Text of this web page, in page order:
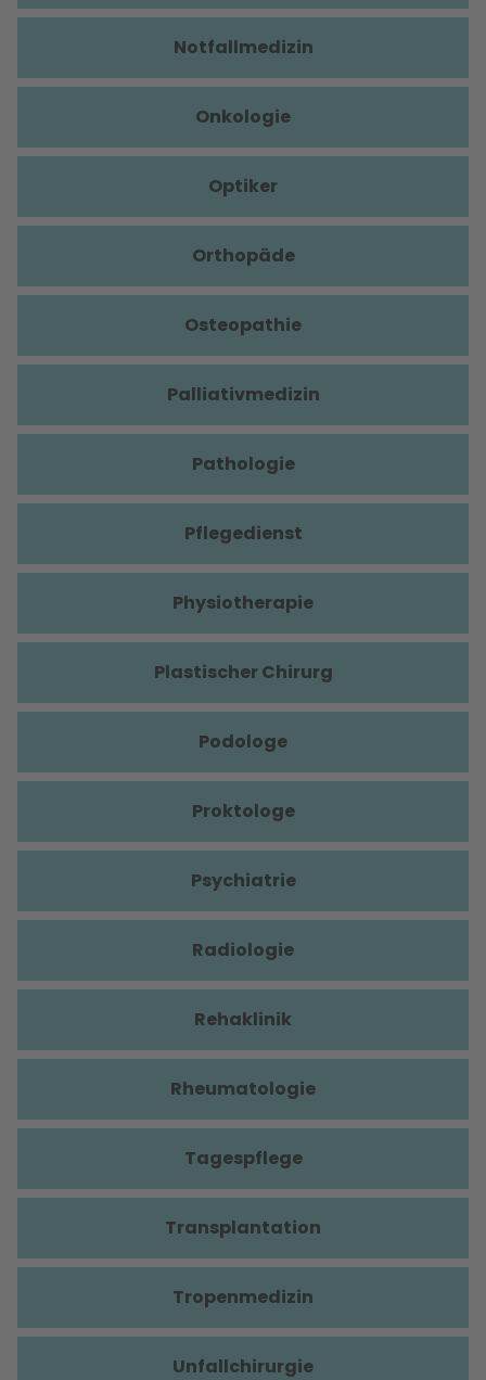
Notfallmedizin
Onkologie
Optiker
Orthopäde
Osteopathie
Palliativmedizin
Pathologie
Pflegedienst
Physiotherapie
Plastischer Chirurg
Podologe
Proktologe
Psychiatrie
Radiologie
Rehaklinik
Rheumatologie
Tagespflege
Transplantation
Tropenmedizin
Unfallchirurgie